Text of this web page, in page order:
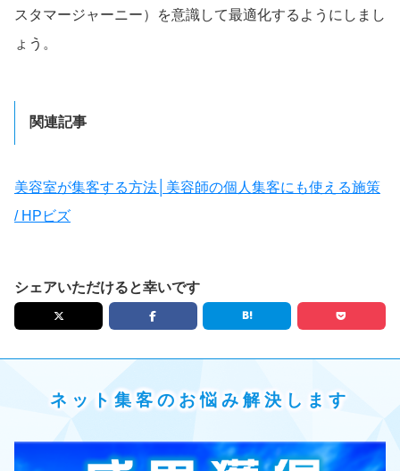
スタマージャーニー）を意識して最適化するようにしまし
ょう。
関連記事
美容室が集客する方法│美容師の個人集客にも使える施策
/ HPビズ
シェアいただけると幸いです
ネット集客のお悩み解決します